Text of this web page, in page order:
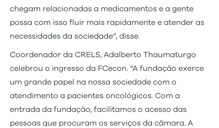
chegam relacionadas a medicamentos e a gente
possa com isso fluir mais rapidamente e atender as
necessidades da sociedade”, disse.
Coordenador da CRELS, Adalberto Thaumaturgo
celebrou o ingresso da FCecon. “A fundação exerce
um grande papel na nossa sociedade com o
atendimento a pacientes oncológicos. Com a
entrada da fundação, facilitamos o acesso das
pessoas que procuram os serviços da câmara. A